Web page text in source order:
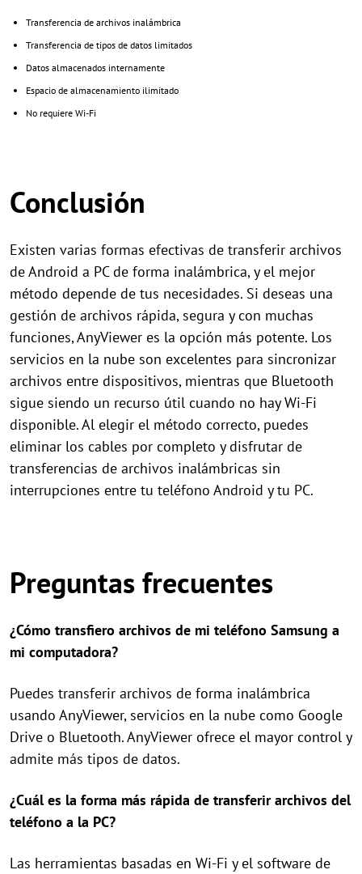
Transferencia de archivos inalámbrica
Transferencia de tipos de datos limitados
Datos almacenados internamente
Espacio de almacenamiento ilimitado
No requiere Wi-Fi
Conclusión
Existen varias formas efectivas de transferir archivos
de Android a PC de forma inalámbrica, y el mejor
método depende de tus necesidades. Si deseas una
gestión de archivos rápida, segura y con muchas
funciones, AnyViewer es la opción más potente. Los
servicios en la nube son excelentes para sincronizar
archivos entre dispositivos, mientras que Bluetooth
sigue siendo un recurso útil cuando no hay Wi-Fi
disponible. Al elegir el método correcto, puedes
eliminar los cables por completo y disfrutar de
transferencias de archivos inalámbricas sin
interrupciones entre tu teléfono Android y tu PC.
Preguntas frecuentes
¿Cómo transfiero archivos de mi teléfono Samsung a
mi computadora?
Puedes transferir archivos de forma inalámbrica
usando AnyViewer, servicios en la nube como Google
Drive o Bluetooth. AnyViewer ofrece el mayor control y
admite más tipos de datos.
¿Cuál es la forma más rápida de transferir archivos del
teléfono a la PC?
Las herramientas basadas en Wi-Fi y el software de